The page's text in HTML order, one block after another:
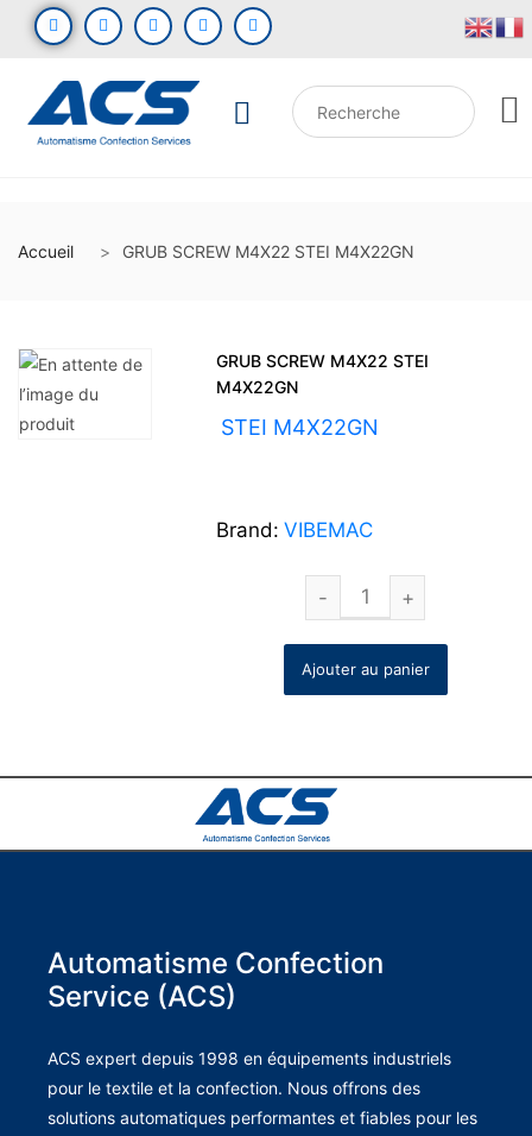
Accueil GRUB SCREW M4X22 STEI M4X22GN
GRUB SCREW M4X22 STEI
M4X22GN
STEI M4X22GN
Brand: VIBEMAC
Ajouter au panier
Automatisme Confection
Service (ACS)
ACS expert depuis 1998 en équipements industriels
pour le textile et la confection. Nous offrons des
solutions automatiques performantes et fiables pour les